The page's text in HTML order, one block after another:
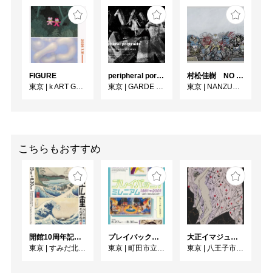
FIGURE
東京
k ART GALLERY
peripheral portraits
東京
GARDE GALLERY
村松佳樹 NO SEQUENCE
東京
NANZUKA UNDERGROUND
こちらもおすすめ
開館10周年記念 「北斎 広重 ふたりの富士、それぞれの富士」
東京
すみだ北斎美術館
プレイバック！ミレニアム1991→2001 版画が／版画で越えた境界
東京
町田市立国際版画美術館
大正イマジュリィの世界
東京
八王子市夢美術館